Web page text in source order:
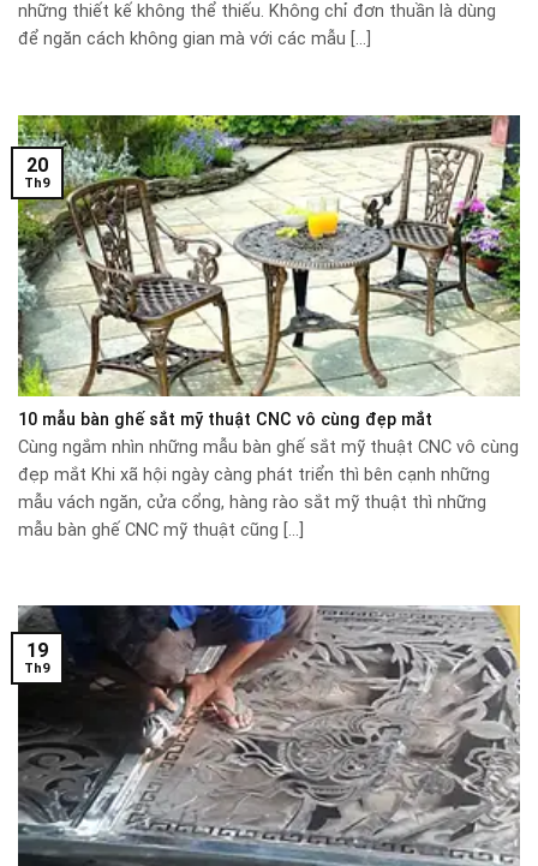
những thiết kế không thể thiếu. Không chỉ đơn thuần là dùng
để ngăn cách không gian mà với các mẫu [...]
10 mẫu bàn ghế sắt mỹ thuật CNC vô cùng đẹp mắt
Cùng ngắm nhìn những mẫu bàn ghế sắt mỹ thuật CNC vô cùng
đẹp mắt Khi xã hội ngày càng phát triển thì bên cạnh những
mẫu vách ngăn, cửa cổng, hàng rào sắt mỹ thuật thì những
mẫu bàn ghế CNC mỹ thuật cũng [...]
20
Th9
19
Th9